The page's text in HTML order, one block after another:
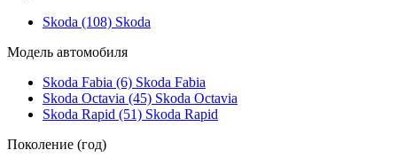
Skoda (108) Skoda
Модель автомобиля
Skoda Fabia (6) Skoda Fabia
Skoda Octavia (45) Skoda Octavia
Skoda Rapid (51) Skoda Rapid
Поколение (год)